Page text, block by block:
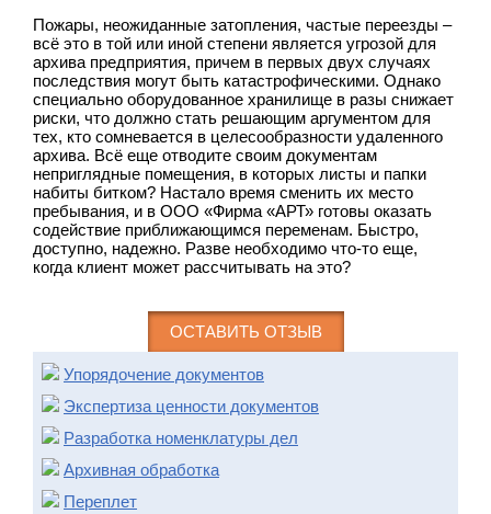
Упорядочение документов
Экспертиза ценности документов
Разработка номенклатуры дел
Архивная обработка
Переплет
Пожары, неожиданные затопления, частые переезды –
всё это в той или иной степени является угрозой для
архива предприятия, причем в первых двух случаях
последствия могут быть катастрофическими. Однако
специально оборудованное хранилище в разы снижает
риски, что должно стать решающим аргументом для
тех, кто сомневается в целесообразности удаленного
архива. Всё еще отводите своим документам
неприглядные помещения, в которых листы и папки
набиты битком? Настало время сменить их место
пребывания, и в ООО «Фирма «АРТ» готовы оказать
содействие приближающимся переменам. Быстро,
доступно, надежно. Разве необходимо что-то еще,
когда клиент может рассчитывать на это?
ОСТАВИТЬ ОТЗЫВ